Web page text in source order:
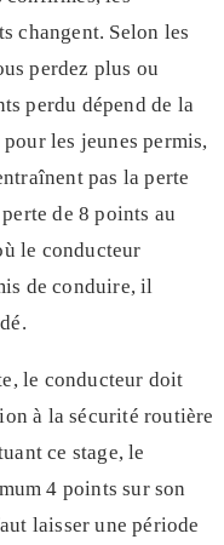
changent. Selon les
perdez plus ou
perdu dépend de la
les jeunes permis,
pas la perte
de 8 points au
le conducteur
de conduire, il
le conducteur doit
à la sécurité routière
ce stage, le
4 points sur son
laisser une période